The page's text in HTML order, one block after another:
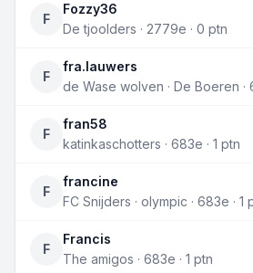
F
Fozzy36
De tjoolders · 2779e · 0 ptn
F
fra.lauwers
de Wase wolven · De Boeren ·
F
fran58
katinkaschotters · 683e · 1 ptn
F
francine
FC Snijders · olympic · 683e · 1
F
Francis
The amigos · 683e · 1 ptn